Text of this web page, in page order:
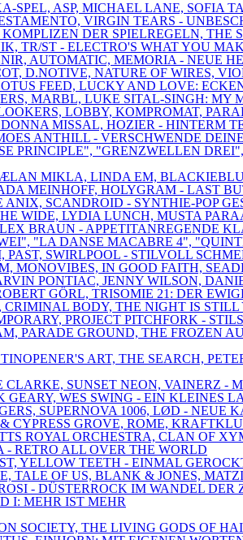
SPEL, ASP, MICHAEL LANE, SOFIA
VIRGIN TEARS -
DER SPIELREGELN, THE
TR/ST - ELECTRO'S WHAT YOU
AUTOMATIC, MEMORIA - NEUE
D.NOTIVE, NATURE OF WIRES,
FEED, LUCKY AND LOVE:
MARBL, LUKE SITAL-SINGH: MY
LOBBY, KOMPROMAT,
MISSAL, HOZIER - HINTERM
ANTHILL - VERSCHWENDE
PRINCIPLE", "GRENZWELLEN
MIKLA, LINDA EM,
MEINHOFF, HOLYGRAM - LAST
SCANDROID - SYNTHIE-POP
WIDE, LYDIA LUNCH, MUSTA
BRAUN - APPETITANREGENDE
"LA DANSE MACABRE 4",
PAST, SWIRLPOOL - STILVOLL
MONOVIBES, IN GOOD FAITH,
PONTIAC, JENNY WILSON,
GÖRL, TRISOMIE 21: DER
CRIMINAL BODY, THE NIGHT IS
PROJECT PITCHFORK -
PARADE GROUND, THE FROZEN
ART, THE SEARCH,
SUNSET NEON, VAINERZ -
WES SWING - EIN KLEINES
SUPERNOVA 1006, LØD - NEUE
CYPRESS GROVE, ROME,
ROYAL ORCHESTRA, CLAN OF
- RETRO ALL OVER THE WORLD
YELLOW TEETH - EINMAL
TALE OF US, BLANK & JONES,
- DÜSTERROCK IM WANDEL DER
I: MEHR IST MEHR
SOCIETY, THE LIVING GODS OF